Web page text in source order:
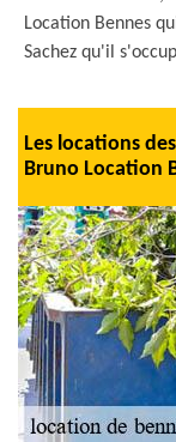
Location Bennes
Sachez qu'il
Les locations
Bruno Location